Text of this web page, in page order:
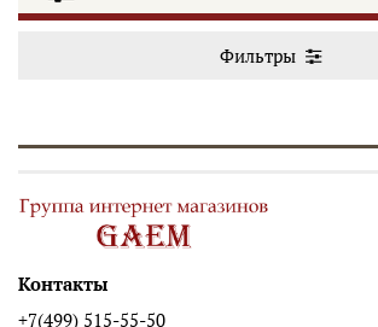
Фильтры
Контакты
+7(499) 515-55-50